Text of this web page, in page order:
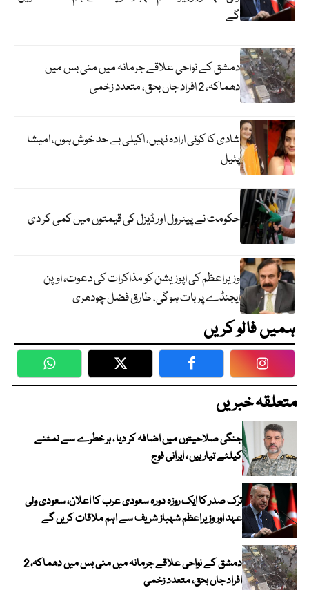
گے
دمشق کے نواحی علاقے جرمانہ میں منی بس میں
دھماکہ، 2 افراد جاں بحق، متعدد زخمی
شادی کا کوئی ارادہ نہیں، اکیلی بے حد خوش ہوں، امیشا
پٹیل
حکومت نے پیٹرول اور ڈیزل کی قیمتوں میں کمی کر دی
وزیراعظم کی اپوزیشن کو مذاکرات کی دعوت، اوپن
ایجنڈے پر بات ہوگی، طارق فضل چودھری
ہمیں فالو کریں
WhatsApp Twitter Facebook
متعلقہ خبریں
جنگی صلاحیتوں میں اضافہ کر دیا ، ہر خطرے سے نمٹنے
کیلئے تیار ہیں ، ایرانی فوج
ترک صدر کا ایک روزہ دورہ سعودی عرب کا اعلان، سعودی ولی
عہد اور وزیراعظم شہباز شریف سے اہم ملاقات کریں گے
دمشق کے نواحی علاقے جرمانہ میں منی بس میں دھماکہ، 2
افراد جاں بحق، متعدد زخمی